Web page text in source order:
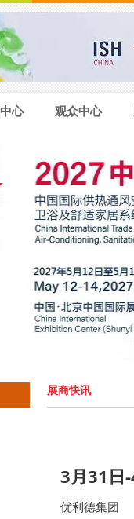
心 观众中心
展商快讯
3月31日
优利德集团